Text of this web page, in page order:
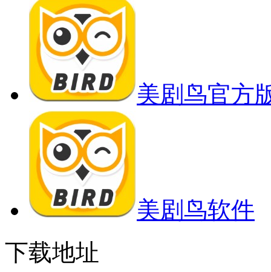
美剧鸟官方
美剧鸟软件
下载地址